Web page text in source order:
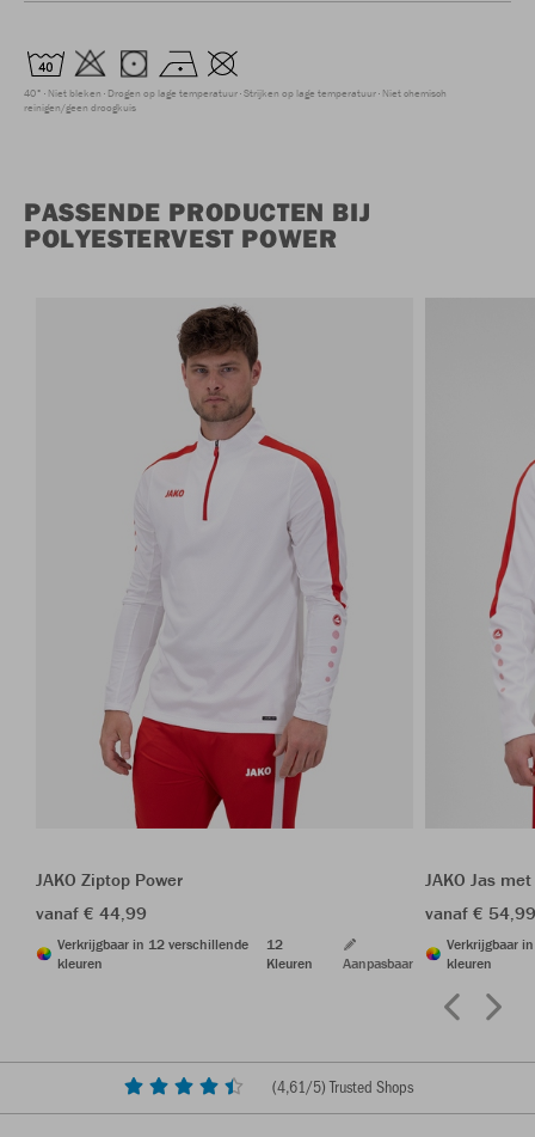
40° Niet bleken Drogen op lage temperatuur Strijken op lage temperatuur Niet chemisch
reinigen/geen droogkuis
PASSENDE PRODUCTEN BIJ
POLYESTERVEST POWER
JAKO Ziptop Power
vanaf € 44,99
Verkrijgbaar in 12 verschillende
kleuren
12
Kleuren
Aanpasbaar
JAKO Jas
vanaf €
Verkrijgbaar
kleuren
(4,61/5) Trusted Shops